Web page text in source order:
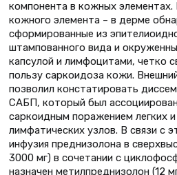
компонента в кожных элементах.
кожного элемента – в дерме
сформированные из
штампованного вида и
капсулой и лимфоцитами, четко
пользу саркоидоза кожи.
позволил констатировать
САБП, который был
саркоидным поражением легких
лимфатических узлов. В связи с
инфузия преднизолона в
3000 мг) в сочетании с
назначен метилпреднизолон (12